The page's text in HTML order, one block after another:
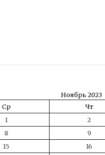
Ноябрь 2023
Ср Чт
1
2
8 9
15 16